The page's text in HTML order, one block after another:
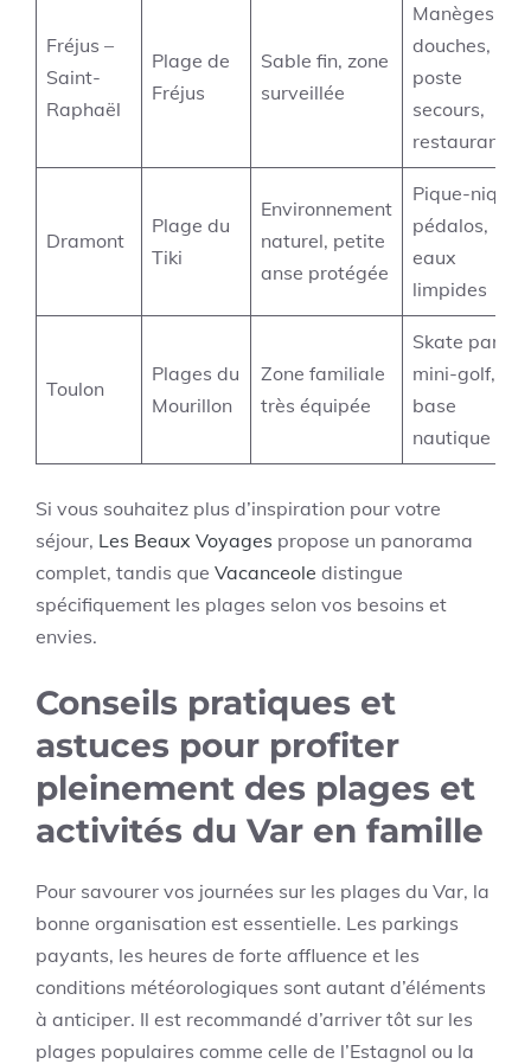
Fréjus –
Saint-
Raphaël
Plage de
Fréjus
Sable fin, zone
surveillée
Manèges,
douches,
poste
secours,
restaurants
Dramont
Plage du
Tiki
Environnement
naturel, petite
anse protégée
Pique-nique,
pédalos,
eaux
limpides
Toulon
Plages du
Mourillon
Zone familiale
très équipée
Skate park,
mini-golf,
base
nautique
Si vous souhaitez plus d’inspiration pour votre
séjour, Les Beaux Voyages propose un panorama
complet, tandis que Vacanceole distingue
spécifiquement les plages selon vos besoins et
envies.
Conseils pratiques et
astuces pour profiter
pleinement des plages et
activités du Var en famille
Pour savourer vos journées sur les plages du Var, la
bonne organisation est essentielle. Les parkings
payants, les heures de forte affluence et les
conditions météorologiques sont autant d’éléments
à anticiper. Il est recommandé d’arriver tôt sur les
plages populaires comme celle de l’Estagnol ou la